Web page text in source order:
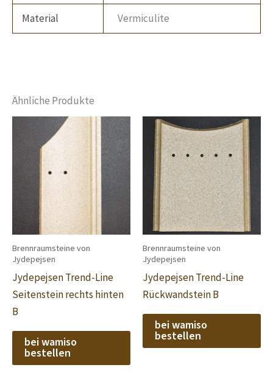
Material Vermiculite
Ähnliche Produkte
Brennraumsteine von
Jydepejsen
Jydepejsen Trend-Line
Seitenstein rechts hinten
B
bei wamiso
bestellen
Brennraumsteine von
Jydepejsen
Jydepejsen Trend-Line
Rückwandstein B
bei wamiso
bestellen